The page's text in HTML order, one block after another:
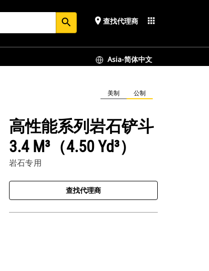
search place 查找代理商 apps
Asia-简体中文
美制 公制
高性能系列岩石铲斗
3.4 M³（4.50 Yd³）
岩石专用
查找代理商